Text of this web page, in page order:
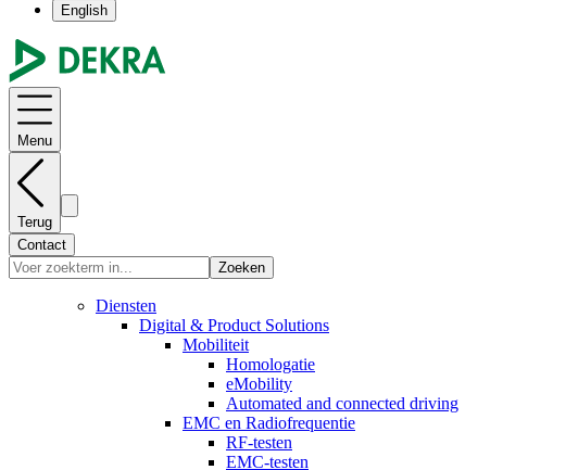
English
Menu
Terug
Contact
Zoeken
Diensten
Digital & Product Solutions
Mobiliteit
Homologatie
eMobility
Automated and connected driving
EMC en Radiofrequentie
RF-testen
EMC-testen